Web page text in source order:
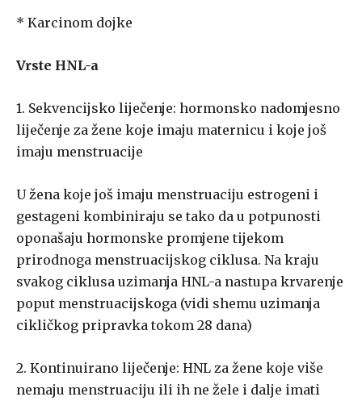
* Karcinom dojke
Vrste HNL-a
1. Sekvencijsko liječenje: hormonsko nadomjesno
liječenje za žene koje imaju maternicu i koje još
imaju menstruacije
U žena koje još imaju menstruaciju estrogeni i
gestageni kombiniraju se tako da u potpunosti
oponašaju hormonske promjene tijekom
prirodnoga menstruacijskog ciklusa. Na kraju
svakog ciklusa uzimanja HNL-a nastupa krvarenje
poput menstruacijskoga (vidi shemu uzimanja
cikličkog pripravka tokom 28 dana)
2. Kontinuirano liječenje: HNL za žene koje više
nemaju menstruaciju ili ih ne žele i dalje imati